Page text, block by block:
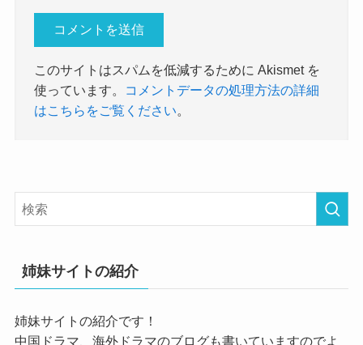
このサイトはスパムを低減するために Akismet を
使っています。
コメントデータの処理方法の詳細
はこちらをご覧ください。
姉妹サイトの紹介
姉妹サイトの紹介です！
中国ドラマ、海外ドラマのブログも書いていますのでよ